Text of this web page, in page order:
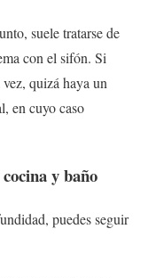
suele tratarse de
con el sifón. Si
quizá haya un
en cuyo caso
y baño
puedes seguir